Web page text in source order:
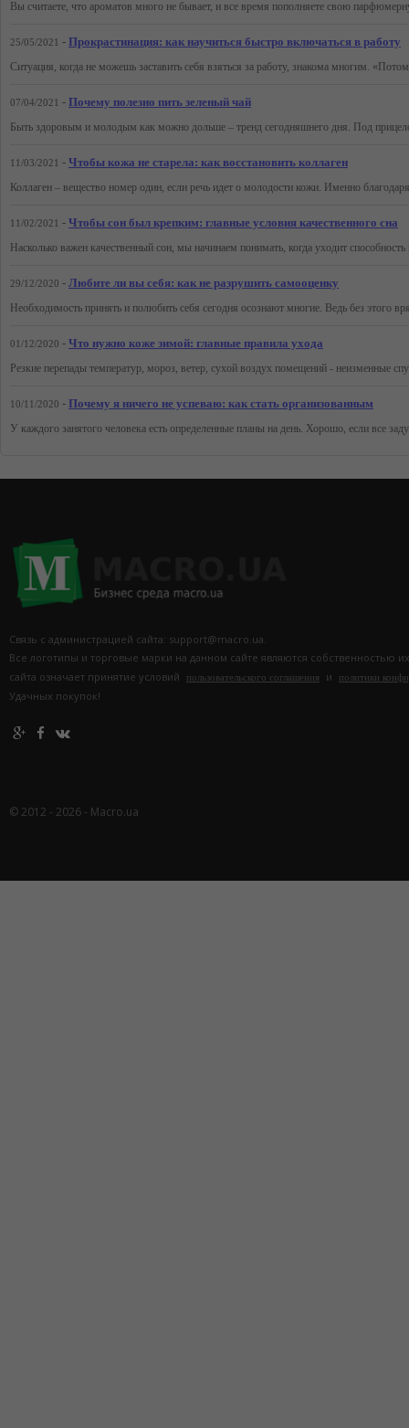
25/05/2021 - Прокрастинация: как научиться быстро включаться в работу
07/04/2021 - Почему полезно пить зеленый чай
11/03/2021 - Чтобы кожа не старела: как восстановить коллаген
11/02/2021 - Чтобы сон был крепким: главные условия качественного сна
29/12/2020 - Любите ли вы себя: как не разрушить самооценку
01/12/2020 - Что нужно коже зимой: главные правила ухода
10/11/2020 - Почему я ничего не успеваю: как стать организованным
Связь с администрацией сайта: support@macro.ua.
Все логотипы и торговые марки на данном сайте являются собственностью
сайта означает принятие условий
пользовательского соглашения и политики
Удачных покупок!
© 2012 - 2026 - Macro.ua